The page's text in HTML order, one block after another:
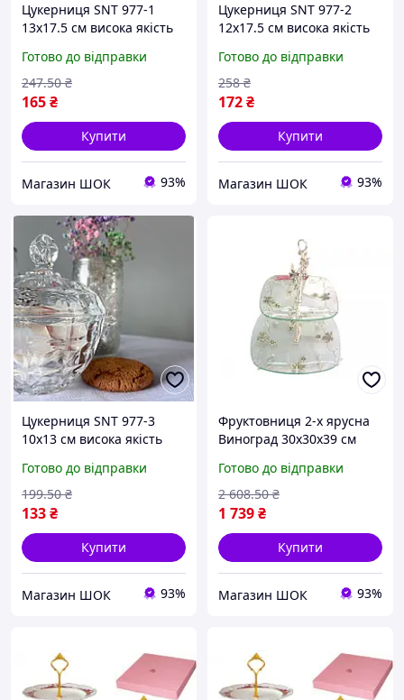
Цукерниця SNT 977-1
13х17.5 см висока якість
Готово до відправки
165₴
247.50 ₴
Купити
Магазин ШОК 93%
Цукерниця SNT 977-2
12х17.5 см висока якість
Готово до відправки
172₴
258 ₴
Купити
Магазин ШОК 93%
Цукерниця SNT 977-3
10х13 см висока якість
Готово до відправки
133₴
199.50 ₴
Купити
Магазин ШОК 93%
Фруктовниця 2-х ярусна
Виноград 30х30х39 см
Готово до відправки
1 739₴
2 608.50 ₴
Купити
Магазин ШОК 93%